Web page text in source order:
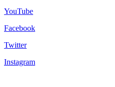
YouTube
Facebook
Twitter
Instagram